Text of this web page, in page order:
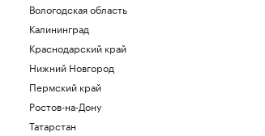
Вологодская область
Калининград
Краснодарский край
Нижний Новгород
Пермский край
Ростов-на-Дону
Татарстан